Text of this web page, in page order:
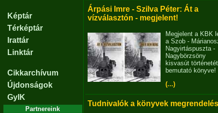
Képtár
Térképtár
Irattár
Linktár
Cikkarchívum
Újdonságok
GyIK
Partnereink
Árpási Imre - Szilva Péter: Át a
vízválasztón - megjelent!
Megjelent a KBK
a Szob -
Nagyirtáspuszta -
Nagybörzsöny
kisvasút történetét
bemutató könyve!
(...)
Tudnivalók a könyvek